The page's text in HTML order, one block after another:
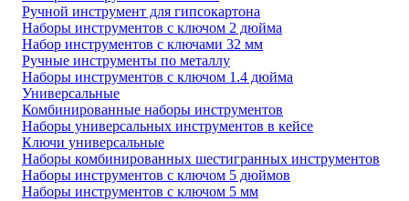
Ручной инструмент для гипсокартона
Наборы инструментов с ключом 2 дюйма
Набор инструментов с ключами 32 мм
Ручные инструменты по металлу
Наборы инструментов с ключом 1.4 дюйма
Универсальные
Комбинированные наборы инструментов
Наборы универсальных инструментов в кейсе
Ключи универсальные
Наборы комбинированных шестигранных инструментов
Наборы инструментов с ключом 5 дюймов
Наборы инструментов с ключом 5 мм